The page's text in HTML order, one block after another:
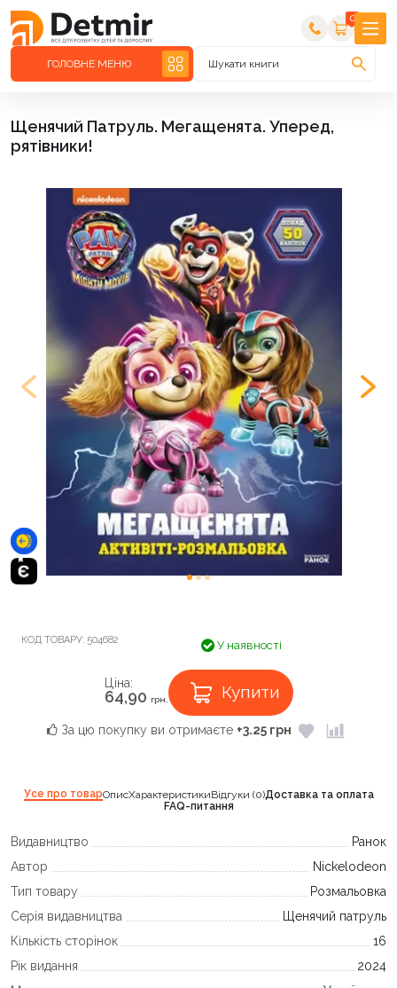
0
ГОЛОВНЕ МЕНЮ Шукати книги
Щенячий Патруль. Мегащенята. Уперед,
рятівники!
КОД ТОВАРУ: 504682 У наявності
Ціна:
64,90 грн. Купити
За цю покупку ви отримаєте +3.25 грн
Усе про товарОписХарактеристикиВідгуки (0)Доставка та оплата
FAQ-питання
Видавництво
Ранок
Автор
Nickelodeon
Тип товару
Розмальовка
Серія видавництва
Щенячий патруль
Кількість сторінок
16
Рік видання
2024